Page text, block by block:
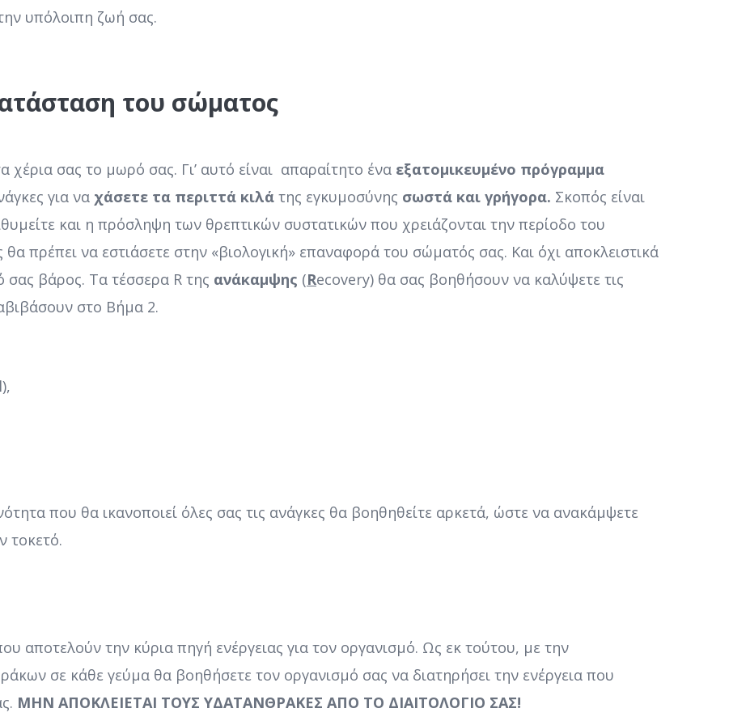
υπόλοιπη ζωή σας.
του σώματος
χέρια σας το μωρό σας. Γι’ αυτό είναι απαραίτητο ένα εξατομικευμένο πρόγραμμα
για να χάσετε τα περιττά κιλά της εγκυμοσύνης σωστά και γρήγορα. Σκοπός είναι
και η πρόσληψη των θρεπτικών συστατικών που χρειάζονται την περίοδο του
πρέπει να εστιάσετε στην «βιολογική» επαναφορά του σώματός σας. Και όχι αποκλειστικά
σας βάρος. Τα τέσσερα R της ανάκαμψης (Recovery) θα σας βοηθήσουν να καλύψετε τις
στο Βήμα 2.
που θα ικανοποιεί όλες σας τις ανάγκες θα βοηθηθείτε αρκετά, ώστε να ανακάμψετε
τοκετό.
αποτελούν την κύρια πηγή ενέργειας για τον οργανισμό. Ως εκ τούτου, με την
σε κάθε γεύμα θα βοηθήσετε τον οργανισμό σας να διατηρήσει την ενέργεια που
ΜΗΝ ΑΠΟΚΛΕΙΕΤΑΙ ΤΟΥΣ ΥΔΑΤΑΝΘΡΑΚΕΣ ΑΠΟ ΤΟ ΔΙΑΙΤΟΛΟΓΙΟ ΣΑΣ!